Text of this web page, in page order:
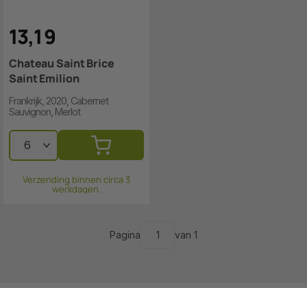
13,19
Chateau Saint Brice
Saint Emilion
Frankrijk, 2020, Cabernet
Sauvignon, Merlot
Verzending binnen circa 3
werkdagen.
Pagina van 1